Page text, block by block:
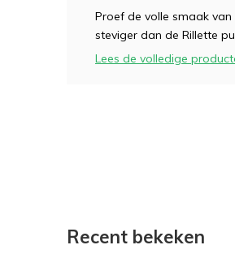
Proef de volle smaak
steviger dan de Rillette
Lees de volledige
Recent bekeken